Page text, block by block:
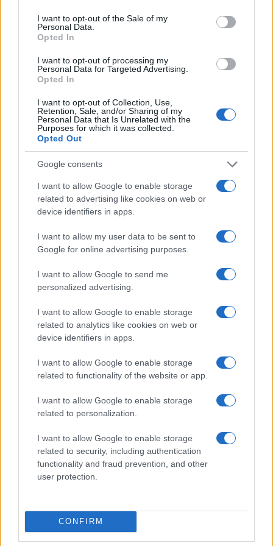
I want to opt-out of the Sale of my
Personal Data.
Opted In
I want to opt-out of processing my
Personal Data for Targeted Advertising.
Opted In
I want to opt-out of Collection, Use,
Retention, Sale, and/or Sharing of my
Personal Data that Is Unrelated with the
Purposes for which it was collected.
Opted Out
Google consents
I want to allow Google to enable storage
related to advertising like cookies on web or
device identifiers in apps.
I want to allow my user data to be sent to
Google for online advertising purposes.
I want to allow Google to send me
personalized advertising.
I want to allow Google to enable storage
related to analytics like cookies on web or
device identifiers in apps.
I want to allow Google to enable storage
related to functionality of the website or app.
I want to allow Google to enable storage
related to personalization.
I want to allow Google to enable storage
related to security, including authentication
functionality and fraud prevention, and other
user protection.
CONFIRM
totalità dei casi non vigila ma si assolve.
Nessuno presidia l’omogeneità del giudizio e
questo traligna in arbitrio, con l’albagia dichi
scambia l’indulgenza per generosità
pedagogica. Così il diploma cessa di attestare un
livello e certifica per paradosso, la latitudine in cui
La sperequazione
Qui la difformità cessa di essere accademica. Il
100 e la lode non sono orpelli estetici ma
dischiudono l’Albo Nazionale delle Eccellenze, gli
esoneri dalle tasse universitarie, le borse di
studio, la Carta del Merito da 500 euro. Chi è
valutato con severità paga due volte: perde il
riconoscimento e finanzia, con il proprio rigore, la
munificenza altrui.
resta a mani vuote; il coetaneo gratificato da
una commissione prodiga incassa bonus e